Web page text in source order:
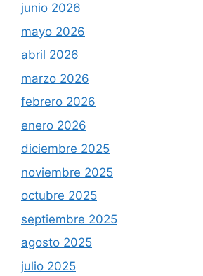
junio 2026
mayo 2026
abril 2026
marzo 2026
febrero 2026
enero 2026
diciembre 2025
noviembre 2025
octubre 2025
septiembre 2025
agosto 2025
julio 2025